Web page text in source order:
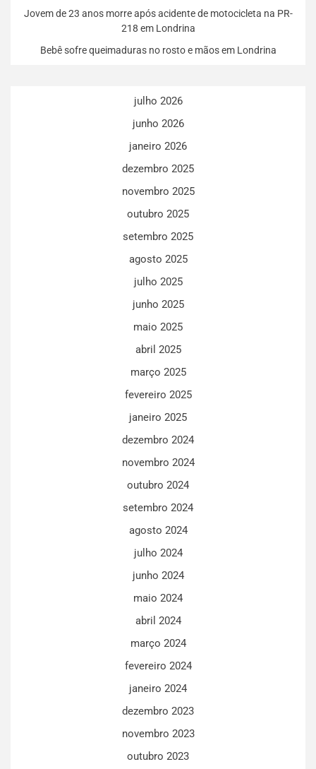
Jovem de 23 anos morre após acidente de motocicleta na PR-
218 em Londrina
Bebê sofre queimaduras no rosto e mãos em Londrina
julho 2026
junho 2026
janeiro 2026
dezembro 2025
novembro 2025
outubro 2025
setembro 2025
agosto 2025
julho 2025
junho 2025
maio 2025
abril 2025
março 2025
fevereiro 2025
janeiro 2025
dezembro 2024
novembro 2024
outubro 2024
setembro 2024
agosto 2024
julho 2024
junho 2024
maio 2024
abril 2024
março 2024
fevereiro 2024
janeiro 2024
dezembro 2023
novembro 2023
outubro 2023